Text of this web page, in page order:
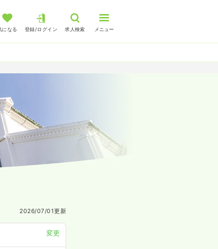
になる 登録/ログイン 求人検索 メニュー
2026/07/01更新
変更